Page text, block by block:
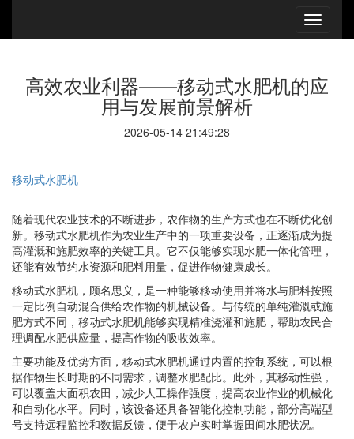
高效农业利器——移动式水肥机的应
用与发展前景解析
2026-05-14 21:49:28
移动式水肥机
随着现代农业技术的不断进步，农作物的生产方式也在不断优化创
新。移动式水肥机作为农业生产中的一项重要设备，正逐渐成为提
高灌溉和施肥效率的关键工具。它不仅能够实现水肥一体化管理，
还能有效节约水资源和肥料用量，促进作物健康成长。
移动式水肥机，顾名思义，是一种能够移动使用并将水与肥料按照
一定比例自动混合供给农作物的机械设备。与传统的单纯灌溉或施
肥方式不同，移动式水肥机能够实现精准浇灌和施肥，帮助农民合
理调配水肥供应量，提高作物的吸收效率。
主要功能及优势方面，移动式水肥机通过内置的控制系统，可以根
据作物生长时期的不同需求，调整水肥配比。此外，其移动性强，
可以覆盖大面积农田，减少人工操作强度，提高农业作业的机械化
和自动化水平。同时，该设备还具备智能化控制功能，部分高端型
号支持远程监控和数据反馈，便于农户实时掌握田间水肥状况。